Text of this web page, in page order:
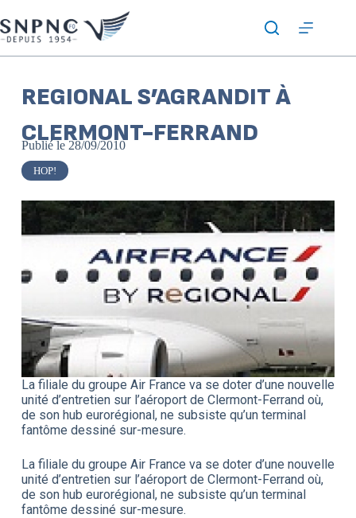
REGIONAL S’AGRANDIT À
CLERMONT-FERRAND
Publié le 28/09/2010
HOP!
La filiale du groupe Air France va se doter d’une nouvelle
unité d’entretien sur l’aéroport de Clermont-Ferrand où,
de son hub eurorégional, ne subsiste qu’un terminal
fantôme dessiné sur-mesure.
La filiale du groupe Air France va se doter d’une nouvelle
unité d’entretien sur l’aéroport de Clermont-Ferrand où,
de son hub eurorégional, ne subsiste qu’un terminal
fantôme dessiné sur-mesure.